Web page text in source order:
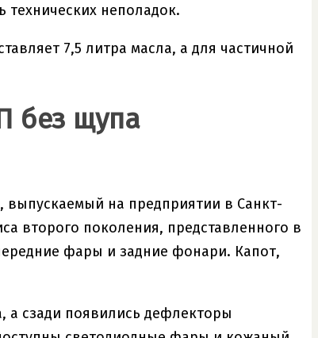
технических неполадок.
7,5 литра масла, а для частичной
без щупа
выпускаемый на предприятии в Санкт-
второго поколения, представленного в
фары и задние фонари. Капот,
а сзади появились дефлекторы